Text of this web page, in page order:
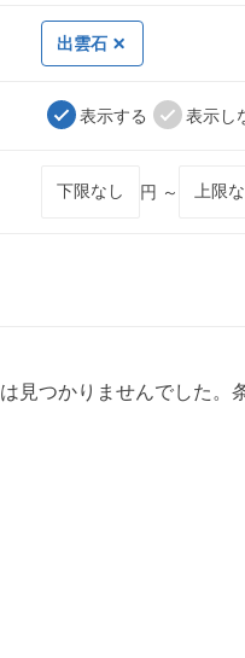
出雲石
表示する 表示し
円 ～
見つかりませんでした。